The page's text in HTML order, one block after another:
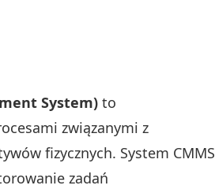
System) to
związanymi z
fizycznych. System CMMS
zadań